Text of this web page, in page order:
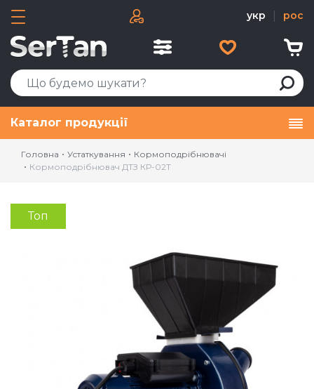
укр рос
Каталог продукції
Головна Устаткування
Кормоподрібнювачі
Кормоподрібнювач ДТЗ КР-02Т
Топ